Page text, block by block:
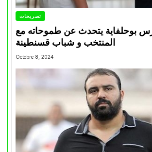
تصريحات
بوحلفاية يتحدث عن طموحاته مع
المنتخب و شباب قسنطينة
Octobre 8, 2024